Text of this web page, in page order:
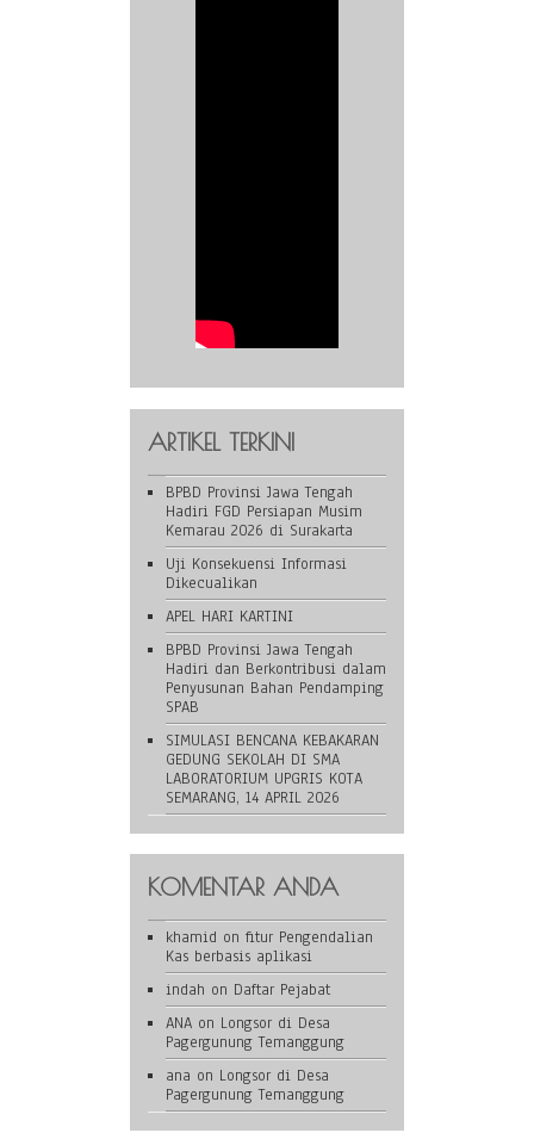
ARTIKEL TERKINI
BPBD Provinsi Jawa Tengah
Hadiri FGD Persiapan Musim
Kemarau 2026 di Surakarta
Uji Konsekuensi Informasi
Dikecualikan
APEL HARI KARTINI
BPBD Provinsi Jawa Tengah
Hadiri dan Berkontribusi dalam
Penyusunan Bahan Pendamping
SPAB
SIMULASI BENCANA KEBAKARAN
GEDUNG SEKOLAH DI SMA
LABORATORIUM UPGRIS KOTA
SEMARANG, 14 APRIL 2026
KOMENTAR ANDA
khamid on fitur Pengendalian
Kas berbasis aplikasi
indah on Daftar Pejabat
ANA on Longsor di Desa
Pagergunung Temanggung
ana on Longsor di Desa
Pagergunung Temanggung